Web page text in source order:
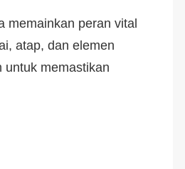
memainkan peran vital
atap, dan elemen
untuk memastikan